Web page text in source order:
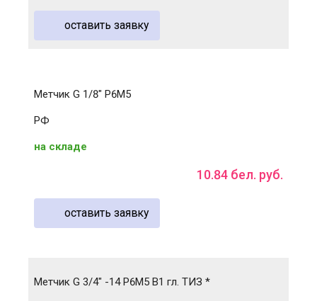
оставить заявку
Метчик G 1/8" Р6М5
РФ
на складе
10.84 бел. руб.
оставить заявку
Метчик G 3/4" -14 Р6М5 B1 гл. ТИЗ *